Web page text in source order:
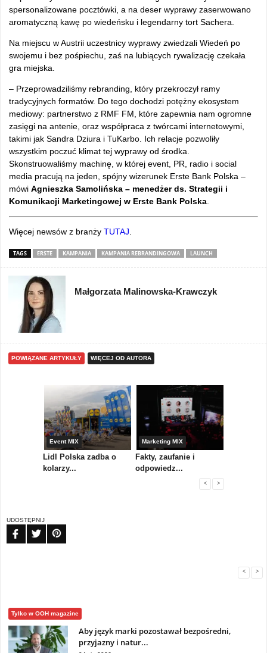
spersonalizowane pocztówki, a na deser wyprawy zaserwowano
aromatyczną kawę po wiedeńsku i legendarny tort Sachera.
Na miejscu w Austrii uczestnicy wyprawy zwiedzali Wiedeń po
swojemu i bez pośpiechu, zaś na lubiących rywalizację czekała
gra miejska.
– Przeprowadziliśmy rebranding, który przekroczył ramy
tradycyjnych formatów. Do tego dochodzi potężny ekosystem
mediowy: partnerstwo z RMF FM, które zapewnia nam ogromne
zasięgi na antenie, oraz współpraca z twórcami internetowymi,
takimi jak Sandra Dziura i TuKarbo. Ich relacje pozwoliły
wszystkim poczuć klimat tej wyprawy od środka.
Skonstruowaliśmy machinę, w której event, PR, radio i social
media pracują na jeden, spójny wizerunek Erste Bank Polska –
mówi Agnieszka Samolińska – menedżer ds. Strategii i
Komunikacji Marketingowej w Erste Bank Polska
Więcej newsów z branży TUTAJ
TAGS ERSTE KAMPANIA KAMPANIA REBRANDINGOWA LAUNCH
Małgorzata Malinowska-Krawczyk
POWIĄZANE ARTYKUŁY WIĘCEJ OD AUTORA
Event MIX
Lidl Polska zadba o
kolarzy...
Marketing MIX
Fakty, zaufanie i
odpowiedz...
< >
UDOSTĘPNIJ
< >
Tylko w OOH magazine
Aby język marki pozostawał bezpośredni,
przyjazny i natur...